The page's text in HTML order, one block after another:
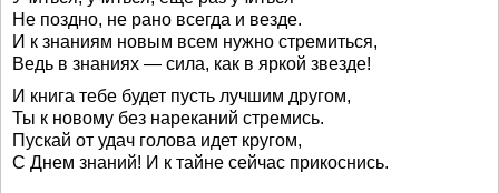
Не поздно, не рано всегда и везде.
И к знаниям новым всем нужно стремиться,
Ведь в знаниях — сила, как в яркой звезде!
И книга тебе будет пусть лучшим другом,
Ты к новому без нареканий стремись.
Пускай от удач голова идет кругом,
С Днем знаний! И к тайне сейчас прикоснись.